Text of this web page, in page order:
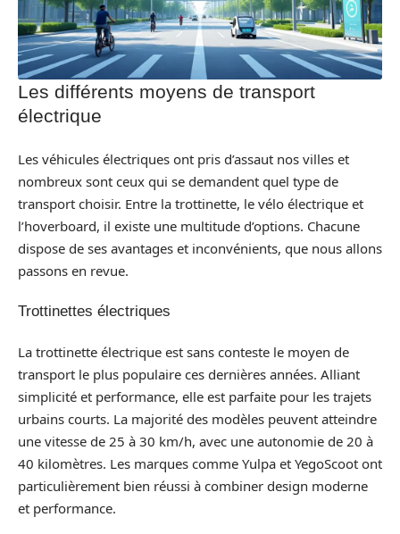
Les différents moyens de transport
électrique
Les véhicules électriques ont pris d’assaut nos villes et
nombreux sont ceux qui se demandent quel type de
transport choisir. Entre la trottinette, le vélo électrique et
l’hoverboard, il existe une multitude d’options. Chacune
dispose de ses avantages et inconvénients, que nous allons
passons en revue.
Trottinettes électriques
La trottinette électrique est sans conteste le moyen de
transport le plus populaire ces dernières années. Alliant
simplicité et performance, elle est parfaite pour les trajets
urbains courts. La majorité des modèles peuvent atteindre
une vitesse de 25 à 30 km/h, avec une autonomie de 20 à
40 kilomètres. Les marques comme Yulpa et YegoScoot ont
particulièrement bien réussi à combiner design moderne
et performance.